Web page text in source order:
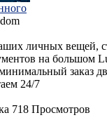
личных вещей,
на большом
заказ
24/7
718 Просмотров